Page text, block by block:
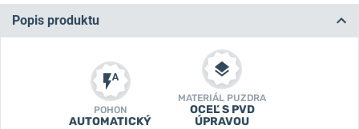
Popis produktu
POHON
AUTOMATICKÝ
MATERIÁL PUZDRA
OCEĽ S PVD
ÚPRAVOU